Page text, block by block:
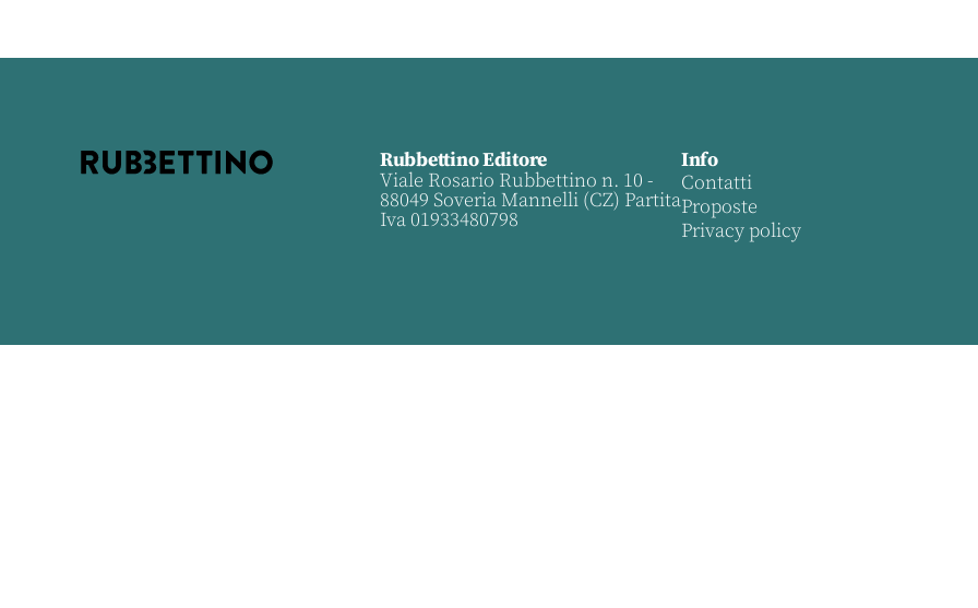
Rubbettino Editore
Viale Rosario Rubbettino n. 10 -
88049 Soveria Mannelli (CZ) Partita
Iva 01933480798
Info
Contatti
Proposte
Privacy policy